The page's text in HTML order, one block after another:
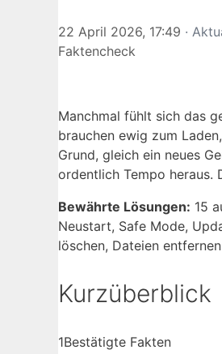
22 April 2026, 17:49 ·
Faktencheck
Manchmal fühlt sich das
brauchen ewig zum
Grund, gleich ein neues
ordentlich Tempo heraus.
Bewährte Lösungen: 15
Neustart, Safe Mode,
löschen, Dateien entfernen
Kurzüberblick
1Bestätigte Fakten